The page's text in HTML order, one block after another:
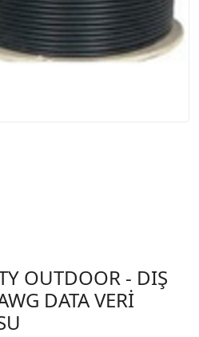
OUTDOOR - DIŞ
DATA VERİ